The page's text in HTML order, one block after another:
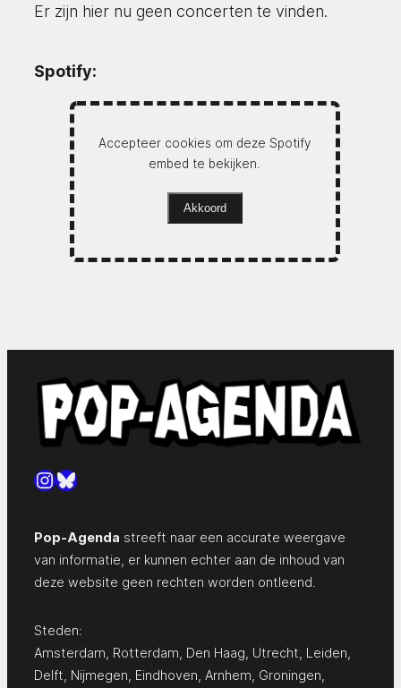
Er zijn hier nu geen concerten te vinden.
Spotify:
Accepteer cookies om deze Spotify
embed te bekijken.
Akkoord
Instagram
Bluesky
Pop-Agenda streeft naar een accurate weergave
van informatie, er kunnen echter aan de inhoud van
deze website geen rechten worden ontleend.
Steden:
Amsterdam Rotterdam Den Haag Utrecht Leiden
Delft Nijmegen Eindhoven Arnhem Groningen